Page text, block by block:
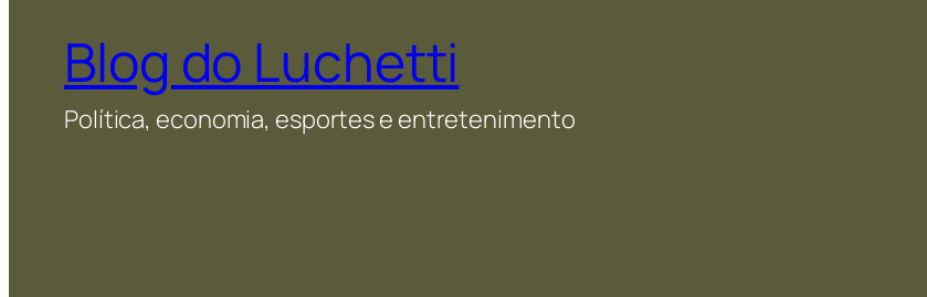
Blog do Luchetti
Política, economia, esportes e entretenimento